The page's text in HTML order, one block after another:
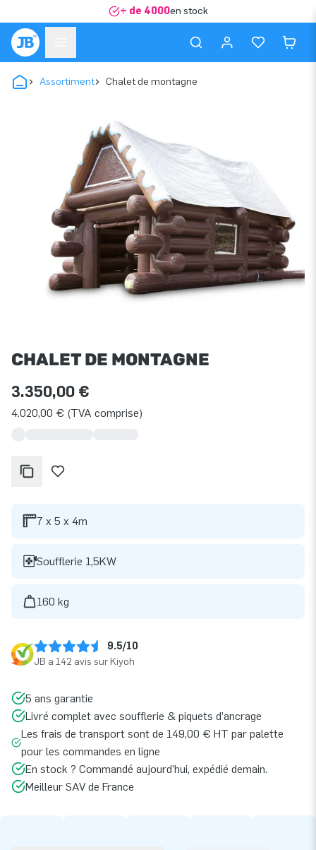
+ de 4000en stock
Assortiment Chalet de montagne
CHALET DE MONTAGNE
3.350,00 €
4.020,00 € (TVA comprise)
7 x 5 x 4m
Soufflerie 1,5KW
160 kg
9.5/10
JB a 142 avis sur Kiyoh
5 ans garantie
Livré complet avec soufflerie & piquets d’ancrage
Les frais de transport sont de 149,00 € HT par palette
pour les commandes en ligne
En stock ? Commandé aujourd’hui, expédié demain.
Meilleur SAV de France